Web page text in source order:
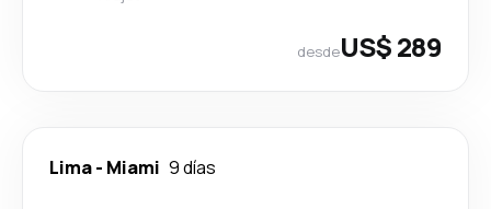
desdeUS$ 289
Lima- Miami 9 días